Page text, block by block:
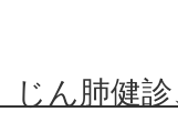
じん肺健